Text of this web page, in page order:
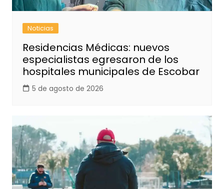
Noticias
Residencias Médicas: nuevos
especialistas egresaron de los
hospitales municipales de Escobar
5 de agosto de 2026